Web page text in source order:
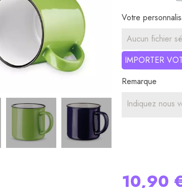
Votre
Aucun fichier
IMPORTER
Remarque
10,90